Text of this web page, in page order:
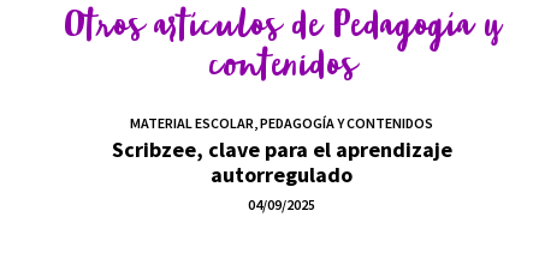
Otros artículos dePedagogía y
contenidos
MATERIAL ESCOLAR PEDAGOGÍA Y CONTENIDOS
Scribzee, clave para el aprendizaje
autorregulado
04/09/2025